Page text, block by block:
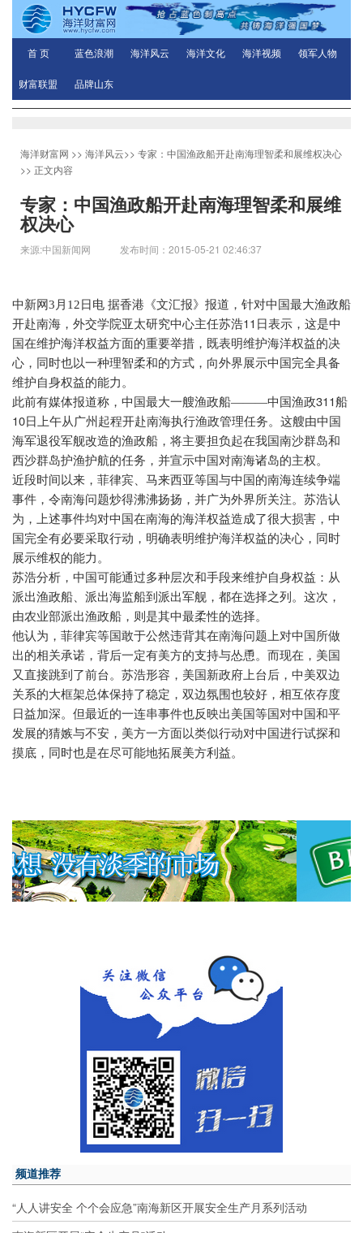
首 页 蓝色浪潮 海洋风云 海洋文化 海洋视频 领军人物
财富联盟 品牌山东
海洋财富网 >> 海洋风云>> 专家：中国渔政船开赴南海理智柔和展维权决心
>> 正文内容
专家：中国渔政船开赴南海理智柔和展维
权决心
来源:中国新闻网 发布时间：2015-05-21 02:46:37
中新网3月 12 日电 据香港《文汇报》报道，针对中国最大渔政船
开赴南海，外交学院亚太研究中心主任苏浩11 日表示，这是中
国在维护海洋权益方面的重要举措，既表明维护海洋权益的决
心，同时也以一种理智柔和的方式，向外界展示中国完全具备
维护自身权益的能力。
此前有媒体报道称，中国最大一艘渔政船———中国渔政311船
10日上午从广州起程开赴南海执行渔政管理任务。这艘由中国
海军退役军舰改造的渔政船，将主要担负起在我国南沙群岛和
西沙群岛护渔护航的任务，并宣示中国对南海诸岛的主权。
近段时间以来，菲律宾、马来西亚等国与中国的南海连续争端
事件，令南海问题炒得沸沸扬扬，并广为外界所关注。苏浩认
为，上述事件均对中国在南海的海洋权益造成了很大损害，中
国完全有必要采取行动，明确表明维护海洋权益的决心，同时
展示维权的能力。
苏浩分析，中国可能通过多种层次和手段来维护自身权益：从
派出渔政船、派出海监船到派出军舰，都在选择之列。这次，
由农业部派出渔政船，则是其中最柔性的选择。
他认为，菲律宾等国敢于公然违背其在南海问题上对中国所做
出的相关承诺，背后一定有美方的支持与怂恿。而现在，美国
又直接跳到了前台。苏浩形容，美国新政府上台后，中美双边
关系的大框架总体保持了稳定，双边氛围也较好，相互依存度
日益加深。但最近的一连串事件也反映出美国等国对中国和平
发展的猜嫉与不安，美方一方面以类似行动对中国进行试探和
摸底，同时也是在尽可能地拓展美方利益。
频道推荐
“人人讲安全 个个会应急”南海新区开展安全生产月系列活动